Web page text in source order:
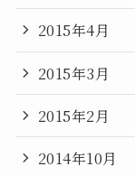
2015年4月
2015年3月
2015年2月
2014年10月